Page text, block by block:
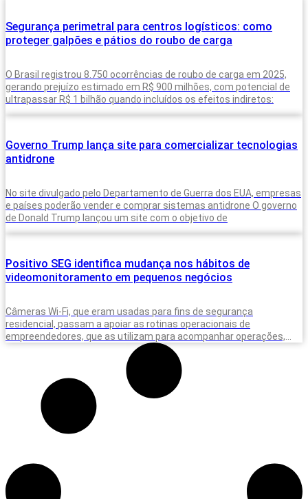
Segurança perimetral para centros logísticos: como
proteger galpões e pátios do roubo de carga
O Brasil registrou 8.750 ocorrências de roubo de carga em 2025,
gerando prejuízo estimado em R$ 900 milhões, com potencial de
ultrapassar R$ 1 bilhão quando incluídos os efeitos indiretos:
Governo Trump lança site para comercializar tecnologias
antidrone
No site divulgado pelo Departamento de Guerra dos EUA, empresas
e países poderão vender e comprar sistemas antidrone O governo
de Donald Trump lançou um site com o objetivo de
Positivo SEG identifica mudança nos hábitos de
videomonitoramento em pequenos negócios
Câmeras Wi-Fi, que eram usadas para fins de segurança
residencial, passam a apoiar as rotinas operacionais de
empreendedores, que as utilizam para acompanhar operações,